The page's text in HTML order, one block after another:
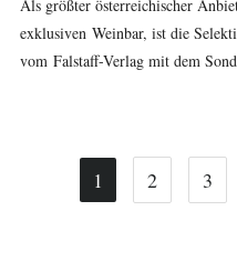
Als größter österreichischer
exklusiven Weinbar, ist die
vom Falstaff-Verlag mit dem
1 2 3